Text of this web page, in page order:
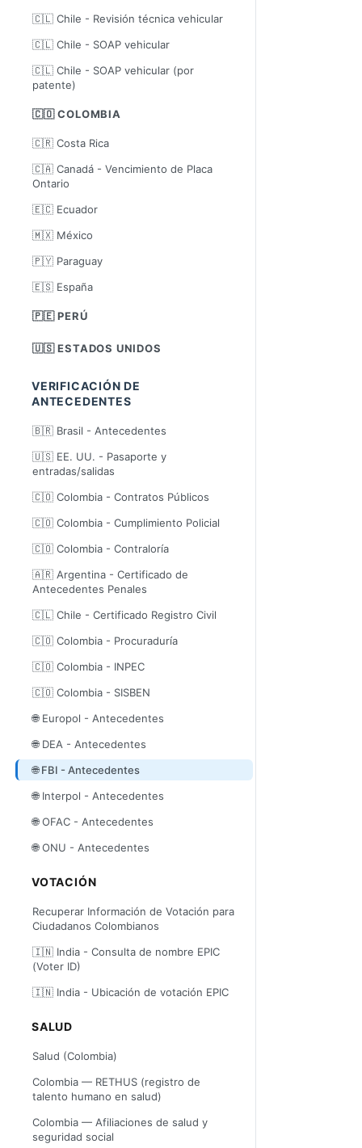
🇨🇱 Chile - Revisión técnica vehicular
🇨🇱 Chile - SOAP vehicular
🇨🇱 Chile - SOAP vehicular (por
patente)
🇨🇴 COLOMBIA
🇨🇷 Costa Rica
🇨🇦 Canadá - Vencimiento de Placa
Ontario
🇪🇨 Ecuador
🇲🇽 México
🇵🇾 Paraguay
🇪🇸 España
🇵🇪 PERÚ
🇺🇸 ESTADOS UNIDOS
VERIFICACIÓN DE
ANTECEDENTES
🇧🇷 Brasil - Antecedentes
🇺🇸 EE. UU. - Pasaporte y
entradas/salidas
🇨🇴 Colombia - Contratos Públicos
🇨🇴 Colombia - Cumplimiento Policial
🇨🇴 Colombia - Contraloría
🇦🇷 Argentina - Certificado de
Antecedentes Penales
🇨🇱 Chile - Certificado Registro Civil
🇨🇴 Colombia - Procuraduría
🇨🇴 Colombia - INPEC
🇨🇴 Colombia - SISBEN
🌐 Europol - Antecedentes
🌐 DEA - Antecedentes
🌐 FBI - Antecedentes
🌐 Interpol - Antecedentes
🌐 OFAC - Antecedentes
🌐 ONU - Antecedentes
VOTACIÓN
Recuperar Información de Votación para
Ciudadanos Colombianos
🇮🇳 India - Consulta de nombre EPIC
(Voter ID)
🇮🇳 India - Ubicación de votación EPIC
SALUD
Salud (Colombia)
Colombia — RETHUS (registro de
talento humano en salud)
Colombia — Afiliaciones de salud y
seguridad social